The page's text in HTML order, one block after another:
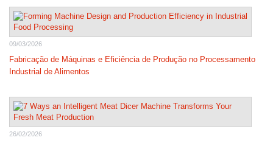
09/03/2026
Fabricação de Máquinas e Eficiência de Produção no Processamento
Industrial de Alimentos
26/02/2026